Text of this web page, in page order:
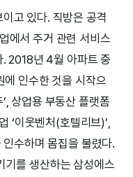
고 있다. 직방은 공격
에서 주거 관련 서비스
2018년 4월 아파트 중
인수한 것을 시작으
상업용 부동산 플랫폼
‘이웃벤처(호텔리브)’,
인수하며 몸집을 불렸다.
기를 생산하는 삼성에스